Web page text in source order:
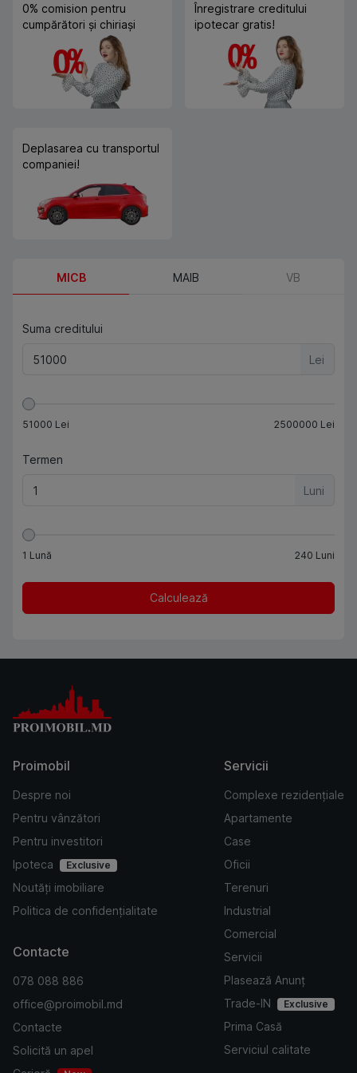
0% comision pentru
cumpărători și chiriași
Înregistrare creditului
ipotecar gratis!
Deplasarea cu transportul
companiei!
MICB MAIB VB
Suma creditului
Lei
51000 Lei 2500000 Lei
Termen
Luni
1 Lună 240 Luni
Calculează
Proimobil
Despre noi
Pentru vânzători
Pentru investitori
Ipoteca
Exclusive
Noutăți imobiliare
Politica de confidențialitate
Servicii
Complexe rezidențiale
Apartamente
Case
Oficii
Terenuri
Industrial
Comercial
Servicii
Plasează Anunț
Trade-IN
Exclusive
Prima Casă
Serviciul calitate
Contacte
078 088 886
office@proimobil.md
Contacte
Solicită un apel